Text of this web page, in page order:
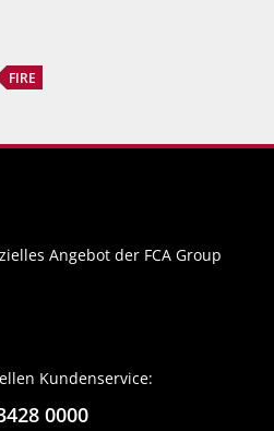
FIRE
Angebot der FCA Group
Kundenservice:
0000